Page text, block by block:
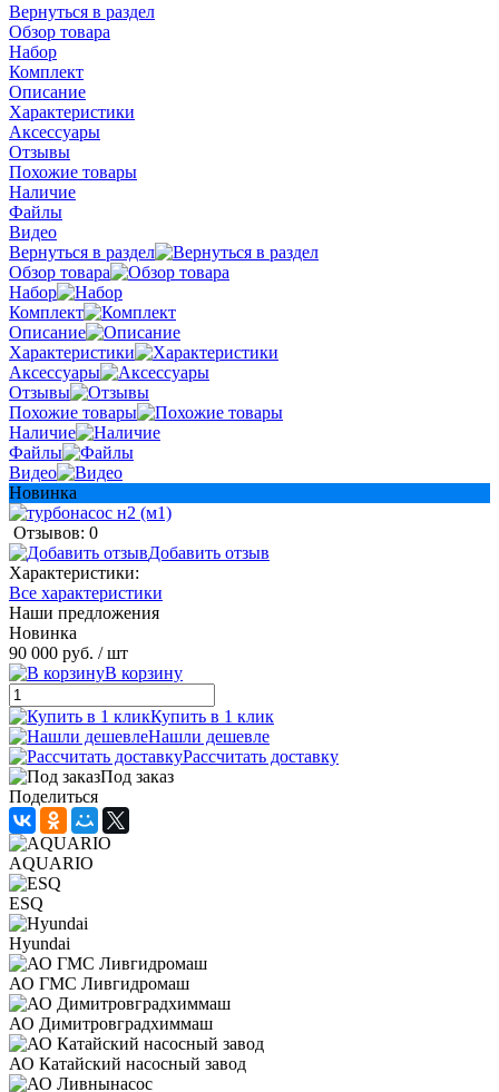
Вернуться в раздел
Обзор товара
Набор
Комплект
Описание
Характеристики
Аксессуары
Отзывы
Похожие товары
Наличие
Файлы
Видео
Вернуться в раздел
Обзор товара
Набор
Комплект
Описание
Характеристики
Аксессуары
Отзывы
Похожие товары
Наличие
Файлы
Видео
Новинка
Отзывов: 0
Добавить отзыв
Характеристики:
Все характеристики
Наши предложения
Новинка
90 000 руб. / шт
В корзину
Купить в 1 клик
Нашли дешевле
Рассчитать доставку
Под заказ
Поделиться
AQUARIO
ESQ
Hyundai
АО ГМС Ливгидромаш
АО Димитровградхиммаш
АО Катайский насосный завод